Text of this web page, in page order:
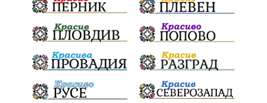
ПътнаИнфраструктура Асфалт
БрашноСтоименов ИстинскиХляб
БългарскоКачество Запис
ПолитическоЗадкулисие Микродрон